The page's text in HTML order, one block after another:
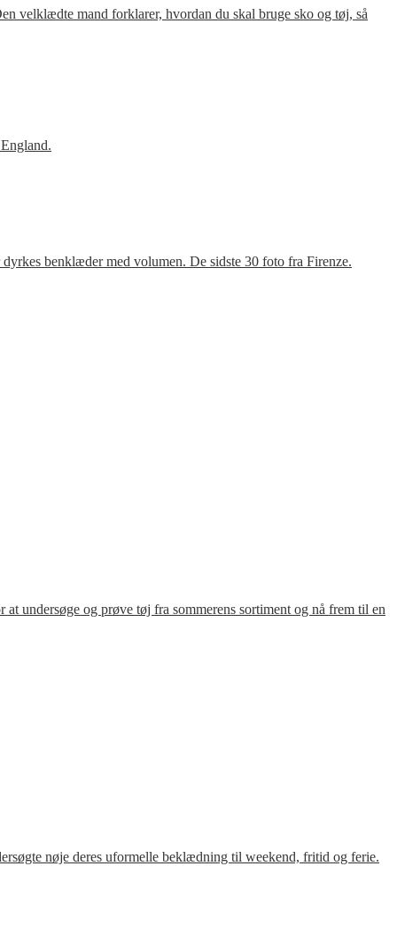
velklædte mand forklarer, hvordan du skal bruge sko og tøj, så
benklæder med volumen. De sidste 30 foto fra Firenze.
undersøge og prøve tøj fra sommerens sortiment og nå frem til en
nøje deres uformelle beklædning til weekend, fritid og ferie.